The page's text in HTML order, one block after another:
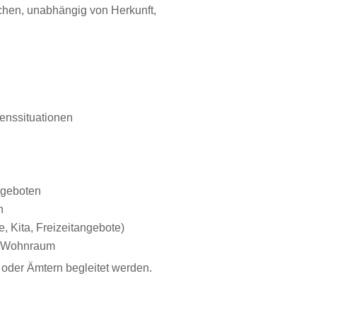
unabhängig von Herkunft,
Kita, Freizeitangebote)
Ämtern begleitet werden.